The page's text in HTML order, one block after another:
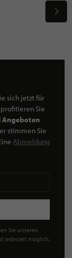
sich jetzt für
profitieren Sie
Angeboten
stimmen Sie
Abmeldung
Sie unseren
jederzeit möglich.